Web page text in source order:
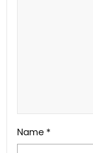
Name *